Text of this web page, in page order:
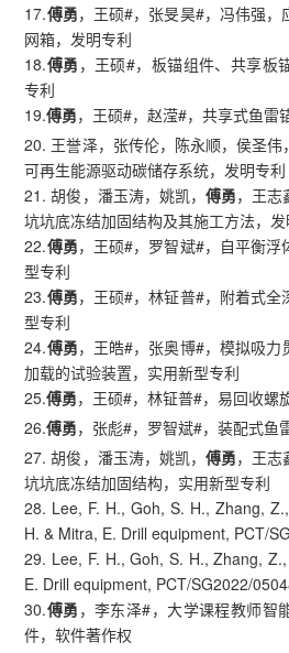
17.傅勇，王硕#，张旻昊#，冯伟强
网箱，发明专利
18.傅勇 ，王硕#，板锚组件、共享板
专利
19.傅勇，王硕#，赵滢#，共享式鱼雷
20. 王誉泽，张传伦，陈永顺，侯圣伟
可再生能源驱动碳储存系统，发明专利
21. 胡俊，潘玉涛，姚凯， 傅勇，王志
坑坑底冻结加固结构及其施工方法，
22.傅勇，王硕#，罗智斌#，自平衡
型专利
23.傅勇，王硕#，林钲普#，附着式
型专利
24.傅勇，王皓#，张奥博#，模拟吸
加载的试验装置，实用新型专利
25.傅勇，王硕#，林钲普#，易回收螺
26.傅勇，张彪#，罗智斌#，装配式鱼
27. 胡俊，潘玉涛，姚凯， 傅勇，王志
坑坑底冻结加固结构，实用新型专利
28. Lee, F. H., Goh, S. H., Zhang,
H. & Mitra, E. Drill equipment, PCT/
29. Lee, F. H., Goh, S. H., Zhang,
E. Drill equipment, PCT/SG2022/
30.傅勇 ，李东泽#，大学课程教师智
件，软件著作权